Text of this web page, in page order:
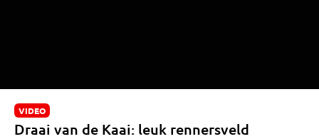
VIDEO
Draai van de Kaai: leuk rennersveld